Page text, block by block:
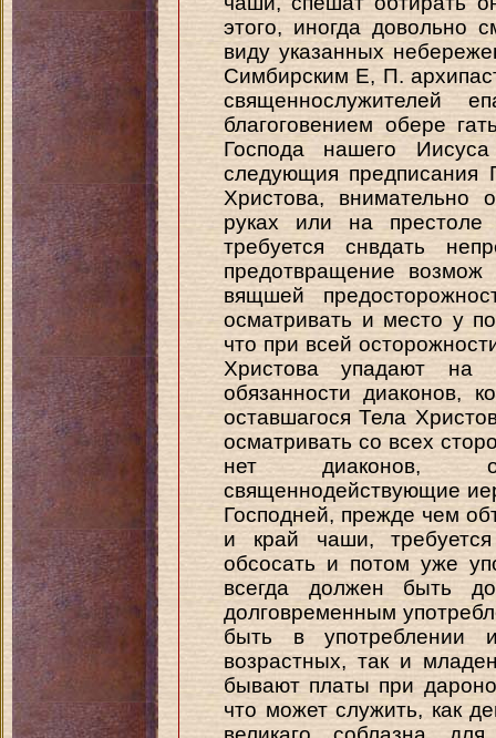
этого, иногда довольно
виду указанных
Симбирским Е, П.
священнослужителей
благоговением обере
Господа нашего
следующия предписания
Христова, внимательно
руках или на престоле
требуется снвдать
предотвращение возмож
вящшей
осматривать и место у
что при всей
Христова упадают
обязанности диаконов,
оставшагося Тела
осматривать со всех
нет диаконов,
священнодействующие
Господней, прежде чем
и край чаши,
обсосать и потом уже
всегда должен быть
долговременным
быть в употреблении
возрастных, так и
бывают платы при
что может служить, как